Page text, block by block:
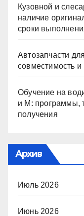
Кузовной и
наличие
сроки
Автозапчасти
совместимость и
Обучение на
и M: программы,
получения
Архив
Июль 2026
Июнь 2026